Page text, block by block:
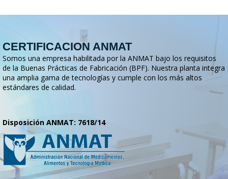
CERTIFICACION ANMAT
Somos una empresa habilitada por la ANMAT bajo los requisitos
de la Buenas Prácticas de Fabricación (BPF). Nuestra planta integra
una amplia gama de tecnologías y cumple con los más altos
estándares de calidad.
Disposición ANMAT: 7618/14